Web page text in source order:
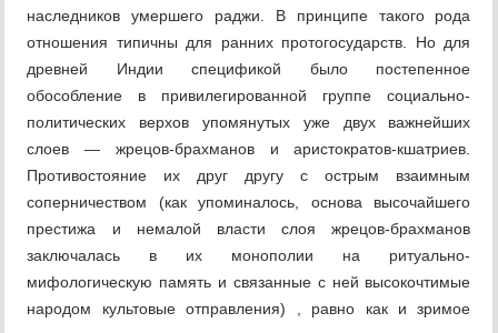
наследников умершего раджи. В принципе такого рода
отношения типичны для ранних протогосударств. Но для
древней Индии спецификой было постепенное
обособление в привилегированной группе социально-
политических верхов упомянутых уже двух важнейших
слоев — жрецов-брахманов и аристократов-кшатриев.
Противостояние их друг другу с острым взаимным
соперничеством (как упоминалось, основа высочайшего
престижа и немалой власти слоя жрецов-брахманов
заключалась в их монополии на ритуально-
мифологическую память и связанные с ней высокочтимые
народом культовые отправления) , равно как и зримое